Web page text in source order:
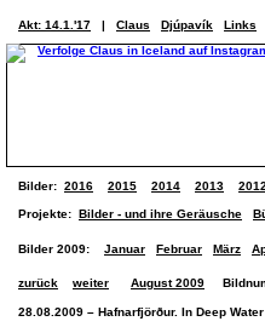
Akt: 14.1.'17 | Claus Djúpavík Links
Bilder: 2016 2015 2014 2013 2012
Projekte: Bilder - und ihre Geräusche
Bilder 2009: Januar Februar März
zurück weiter August 2009
28.08.2009 – Hafnarfjörður. In Deep